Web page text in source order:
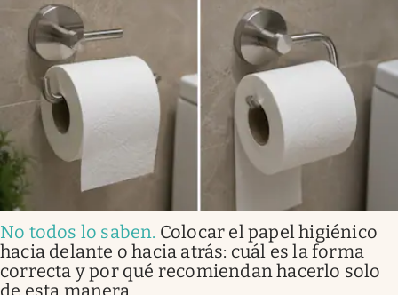
No todos lo saben. Colocar el papel higiénico
hacia delante o hacia atrás: cuál es la forma
correcta y por qué recomiendan hacerlo solo
de esta manera